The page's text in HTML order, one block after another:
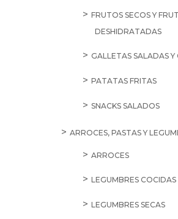
FRUTOS SECOS Y
DESHIDRATADAS
GALLETAS SALADAS Y
PATATAS FRITAS
SNACKS SALADOS
ARROCES, PASTAS Y
ARROCES
LEGUMBRES COCIDAS
LEGUMBRES SECAS